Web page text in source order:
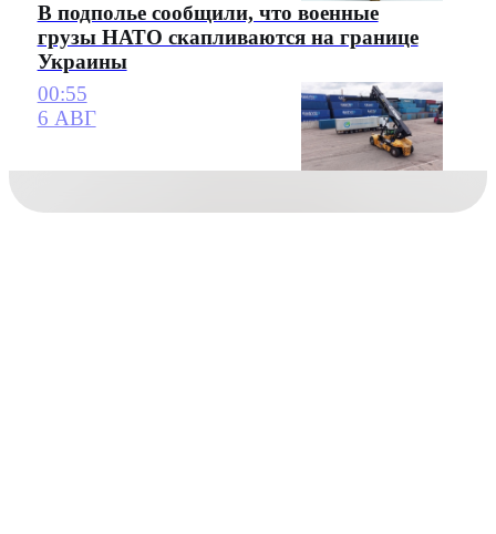
В подполье сообщили, что военные
грузы НАТО скапливаются на границе
Украины
00:55
6 АВГ